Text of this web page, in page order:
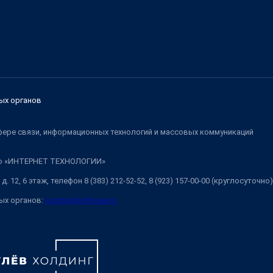
органов
связи, информационных технологий и массовых коммуникаций
«ИНТЕРНЕТ ТЕХНОЛОГИИ»
12, 6 этаж, телефон 8 (383) 212-52-52, 8 (923) 157-00-00 (круглосуточно)
органов: juristnsk@shkulev.ru